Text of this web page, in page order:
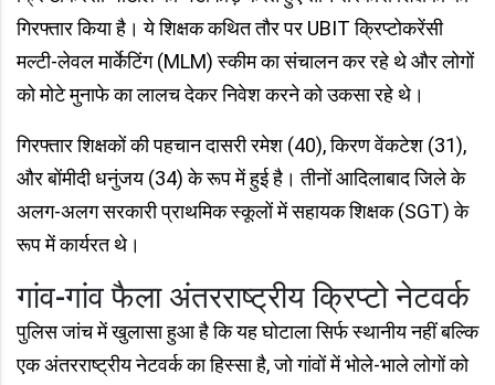
गिरफ्तार किया है। ये शिक्षक कथित तौर पर UBIT क्रिप्टोकरेंसी
मल्टी-लेवल मार्केटिंग (MLM) स्कीम का संचालन कर रहे थे और लोगों
को मोटे मुनाफे का लालच देकर निवेश करने को उकसा रहे थे।
गिरफ्तार शिक्षकों की पहचान दासरी रमेश (40), किरण वेंकटेश (31),
और बोंमीदी धनुंजय (34) के रूप में हुई है। तीनों आदिलाबाद जिले के
अलग-अलग सरकारी प्राथमिक स्कूलों में सहायक शिक्षक (SGT) के
रूप में कार्यरत थे।
गांव-गांव फैला अंतरराष्ट्रीय क्रिप्टो नेटवर्क
पुलिस जांच में खुलासा हुआ है कि यह घोटाला सिर्फ स्थानीय नहीं बल्कि
एक अंतरराष्ट्रीय नेटवर्क का हिस्सा है, जो गांवों में भोले-भाले लोगों को